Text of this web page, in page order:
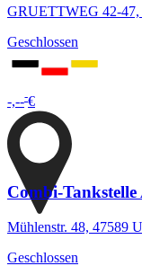
GRUETTWEG 42-47,
Geschlossen
-,---€
Combi-
Mühlenstr. 48, 47589
Geschlossen